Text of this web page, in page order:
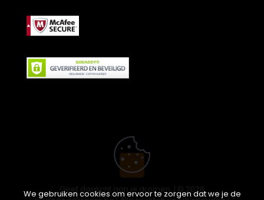
Geef daglicht aan je dromen. | © 2026
We gebruiken cookies om ervoor te zorgen dat we je de